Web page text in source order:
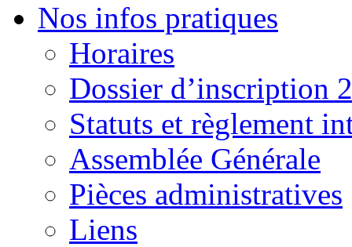
Nos infos pratiques
Horaires
Dossier d’inscription
Statuts et règlement
Assemblée Générale
Pièces administratives
Liens